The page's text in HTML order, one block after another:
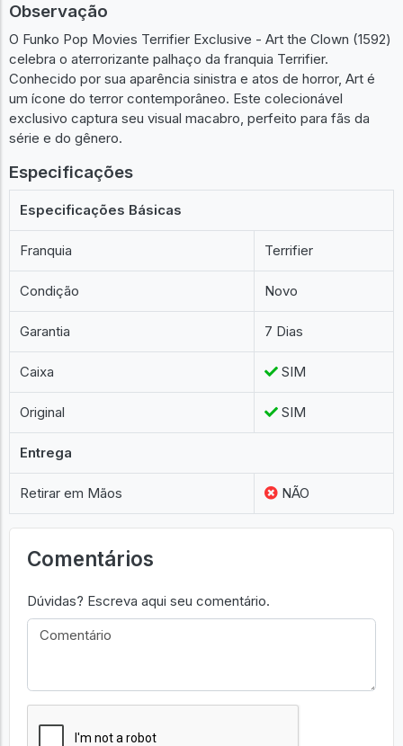
Observação
O Funko Pop Movies Terrifier Exclusive - Art the Clown (1592)
celebra o aterrorizante palhaço da franquia Terrifier.
Conhecido por sua aparência sinistra e atos de horror, Art é
um ícone do terror contemporâneo. Este colecionável
exclusivo captura seu visual macabro, perfeito para fãs da
série e do gênero.
Especificações
Especificações Básicas
Franquia Terrifier
Condição Novo
Garantia 7 Dias
Caixa SIM
Original SIM
Entrega
Retirar em Mãos NÃO
Comentários
Dúvidas? Escreva aqui seu comentário.